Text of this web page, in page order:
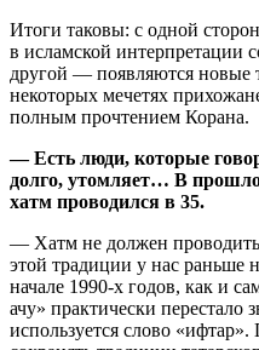
Итоги таковы: с одной
в исламской интерпретации
другой — появляются новые
некоторых мечетях
полным прочтением Корана.
— Есть люди, которые
долго, утомляет… В
хатм проводился в 35.
— Хатм не должен
этой традиции у нас раньше
начале 1990-х годов, как и
ачу» практически перестало
используется слово